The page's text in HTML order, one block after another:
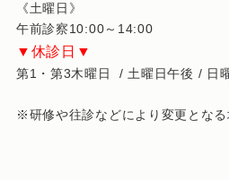
《土曜日》
午前診察10:00～14:00
▼休診日▼
第1・第3木曜日 / 土曜日午後 / 日
※研修や往診などにより変更となる